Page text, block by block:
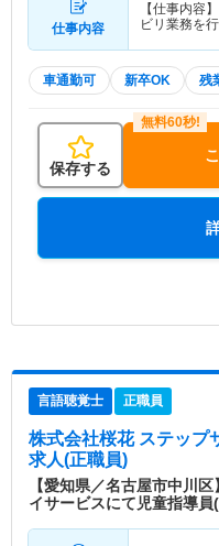
仕事内容
【仕事内容
ビリ業務を
車通勤可 新卒OK 残
保存する
言語聴覚士 正職員
株式会社桜花 ステップ
求人(正職員)
【愛知県／名古屋市中川
イサービスにて児童指導員